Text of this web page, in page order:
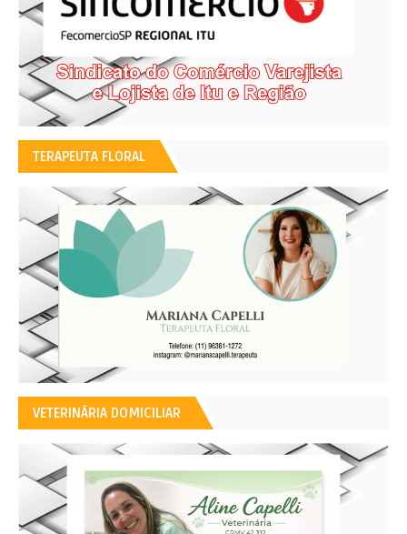
TERAPEUTA FLORAL
VETERINÁRIA DOMICILIAR